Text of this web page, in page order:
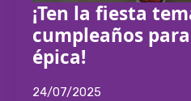
¡Ten la fiesta
cumpleaños
épica!
24/07/2025